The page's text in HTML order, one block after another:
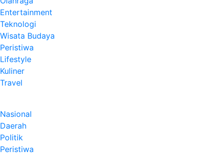
Entertainment
Teknologi
Wisata Budaya
Peristiwa
Lifestyle
Kuliner
Travel
Nasional
Daerah
Politik
Peristiwa